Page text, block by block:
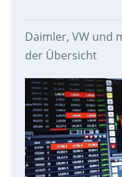
Daimler, VW und
der Übersicht